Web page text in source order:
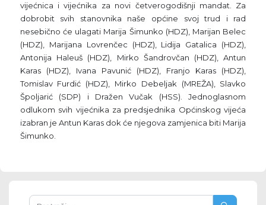
vijećnica i vijećnika za novi četverogodišnji mandat. Za
dobrobit svih stanovnika naše općine svoj trud i rad
nesebično će ulagati Marija Šimunko (HDZ), Marijan Belec
(HDZ), Marijana Lovrenčec (HDZ), Lidija Gatalica (HDZ),
Antonija Haleuš (HDZ), Mirko Šandrovčan (HDZ), Antun
Karas (HDZ), Ivana Pavunić (HDZ), Franjo Karas (HDZ),
Tomislav Furdić (HDZ), Mirko Debeljak (MREŽA), Slavko
Špoljarić (SDP) i Dražen Vučak (HSS). Jednoglasnom
odlukom svih vijećnika za predsjednika Općinskog vijeća
izabran je Antun Karas dok će njegova zamjenica biti Marija
Šimunko.